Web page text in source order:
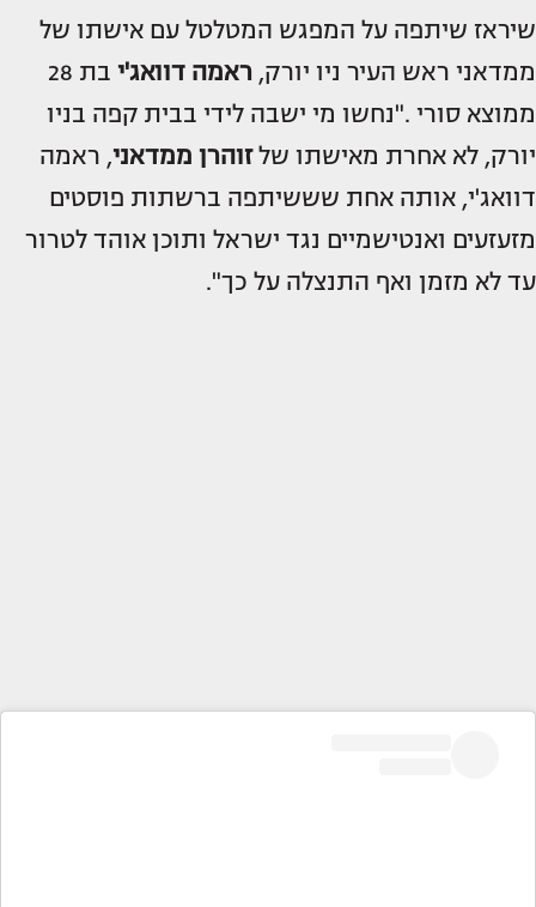
שיראז שיתפה על המפגש המטלטל עם אישתו של
ממדאני ראש העיר ניו יורק, ראמה דוואג'י
בת 28
ממוצא סורי ."נחשו מי ישבה לידי בבית קפה בניו
יורק, לא אחרת מאישתו שלזוהרן ממדאני, ראמה
דוואג'י, אותה אחת שששיתפה ברשתות פוסטים
מזעזעים ואנטישמיים נגד ישראל ותוכן אוהד לטרור
עד לא מזמן ואף התנצלה על כך".